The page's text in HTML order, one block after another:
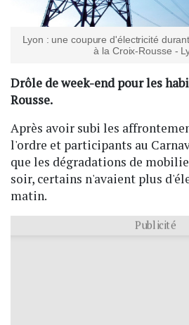
Lyon : une coupure d'électricité
à la Croix-Rousse -
Drôle de week-end pour les
Rousse.
Après avoir subi les
l'ordre et participants au
que les dégradations de
soir, certains n'avaient plus
matin.
Publicité